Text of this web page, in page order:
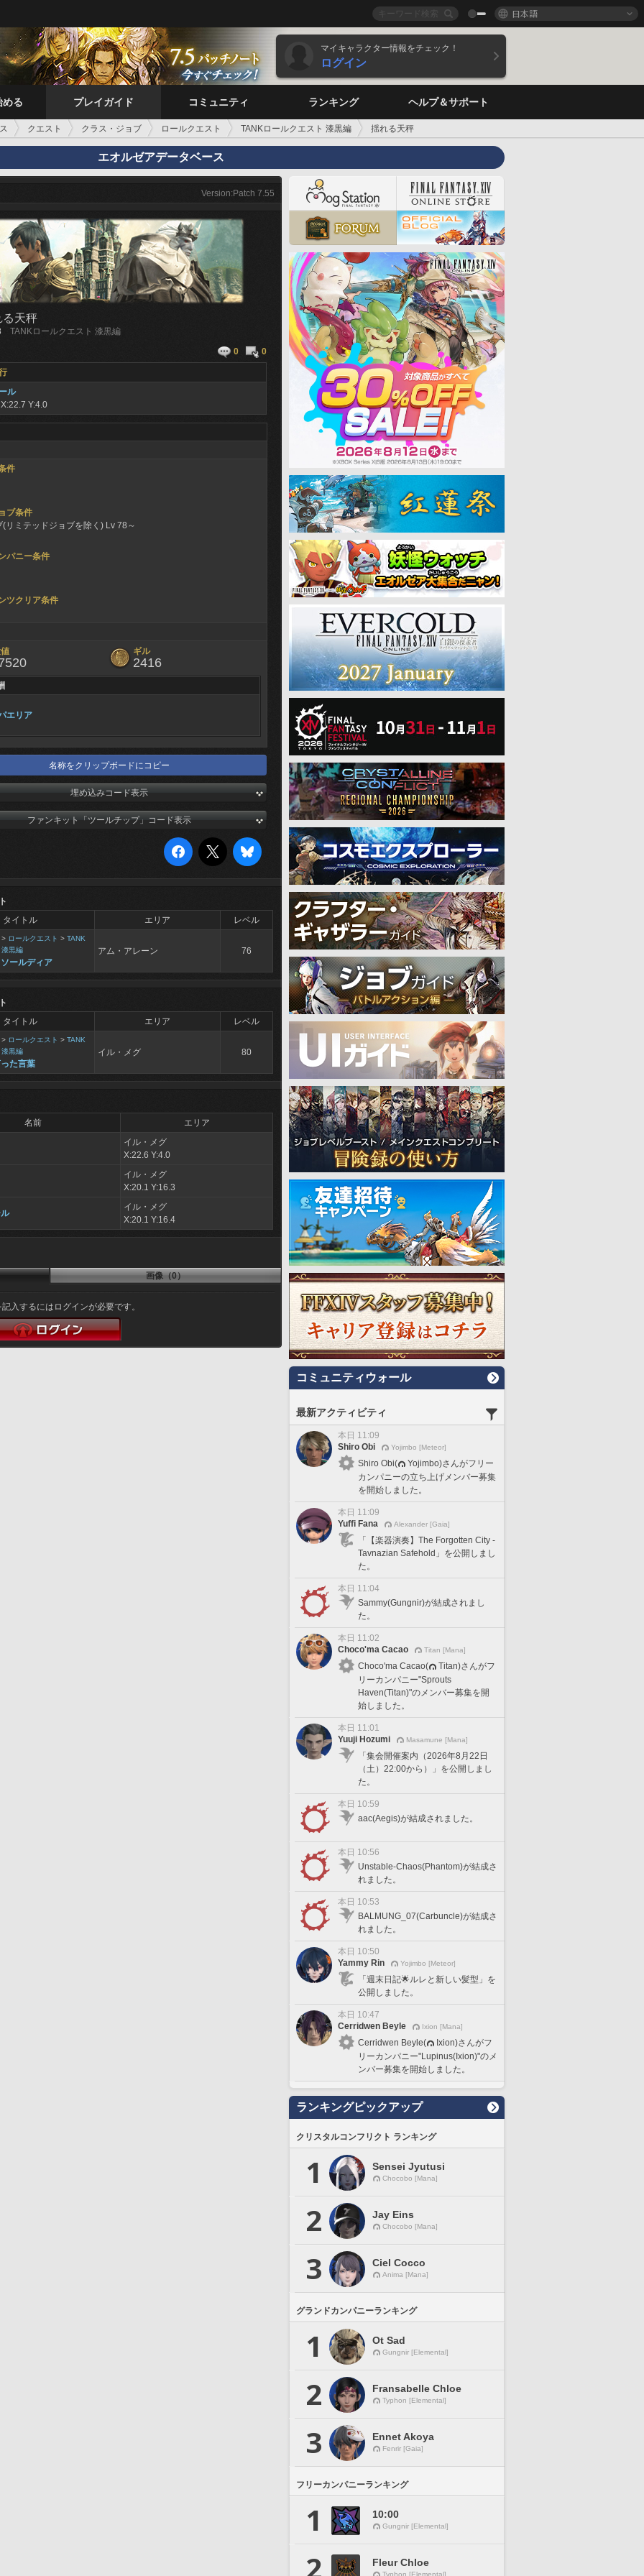
日本語
マイキャラクター情報をチェック！
ログイン
める プレイガイド コミュニティ ランキング ヘルプ＆サポート
クエスト クラス・ジョブ ロールクエスト TANKロールクエスト 漆黒編 揺れる天秤
エオルゼアデータベース
Version:Patch 7.55
る天秤
TANKロールクエスト 漆黒編
0
0
ル
X:22.7 Y:4.0
件
ブ条件
(リミテッドジョブを除く) Lv 78～
パニー条件
ツクリア条件
ギル
2416
エリア
名称をクリップボードにコピー
埋め込みコード表示
ファンキット「ツールチップ」コード表示
タイトル
エリア レベル
> ロールクエスト > TANK
黒編
ールディア
アム・アレーン 76
タイトル
エリア レベル
> ロールクエスト > TANK
黒編
た言葉
イル・メグ 80
名前
エリア
イル・メグ
X:22.6 Y:4.0
イル・メグ
X:20.1 Y:16.3
イル・メグ
X:20.1 Y:16.4
画像（0）
入するにはログインが必要です。
コミュニティウォール
最新アクティビティ
本日 11:09
Shiro Obi
Yojimbo [Meteor]
Shiro Obi(
Yojimbo)さんがフリー
カンパニーの立ち上げメンバー募集
を開始しました。
本日 11:09
Yuffi Fana
Alexander [Gaia]
「【楽器演奏】The Forgotten City -
Tavnazian Safehold」を公開しまし
た。
本日 11:04
Sammy(Gungnir)が結成されまし
た。
本日 11:02
Choco'ma Cacao
Titan [Mana]
Choco'ma Cacao(
Titan)さんがフ
リーカンパニー"Sprouts
Haven(Titan)"のメンバー募集を開
始しました。
本日 11:01
Yuuji Hozumi
Masamune [Mana]
「集会開催案内（2026年8月22日
（土）22:00から）」を公開しまし
た。
本日 10:59
aac(Aegis)が結成されました。
本日 10:56
Unstable-Chaos(Phantom)が結成さ
れました。
本日 10:53
BALMUNG_07(Carbuncle)が結成さ
れました。
本日 10:50
Yammy Rin
Yojimbo [Meteor]
「週末日記🌟ルレと新しい髪型」を
公開しました。
本日 10:47
Cerridwen Beyle
Ixion [Mana]
Cerridwen Beyle(
Ixion)さんがフ
リーカンパニー"Lupinus(Ixion)"のメ
ンバー募集を開始しました。
ランキングピックアップ
クリスタルコンフリクト ランキング
1 Sensei Jyutusi
Chocobo [Mana]
2 Jay Eins
Chocobo [Mana]
3 Ciel Cocco
Anima [Mana]
グランドカンパニーランキング
1 Ot Sad
Gungnir [Elemental]
2 Fransabelle Chloe
Typhon [Elemental]
3 Ennet Akoya
Fenrir [Gaia]
フリーカンパニーランキング
1 10:00
Gungnir [Elemental]
2 Fleur Chloe
Typhon [Elemental]